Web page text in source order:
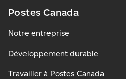
Postes Canada
Notre entreprise
Développement durable
Travailler à Postes Canada